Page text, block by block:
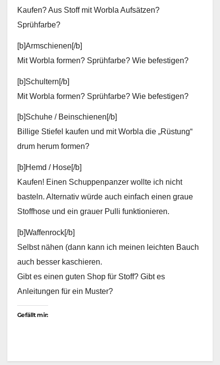
Kaufen? Aus Stoff mit Worbla Aufsätzen?
Sprühfarbe?
[b]Armschienen[/b]
Mit Worbla formen? Sprühfarbe? Wie befestigen?
[b]Schultern[/b]
Mit Worbla formen? Sprühfarbe? Wie befestigen?
[b]Schuhe / Beinschienen[/b]
Billige Stiefel kaufen und mit Worbla die „Rüstung“
drum herum formen?
[b]Hemd / Hose[/b]
Kaufen! Einen Schuppenpanzer wollte ich nicht
basteln. Alternativ würde auch einfach einen graue
Stoffhose und ein grauer Pulli funktionieren.
[b]Waffenrock[/b]
Selbst nähen (dann kann ich meinen leichten Bauch
auch besser kaschieren.
Gibt es einen guten Shop für Stoff? Gibt es
Anleitungen für ein Muster?
Gefällt mir: